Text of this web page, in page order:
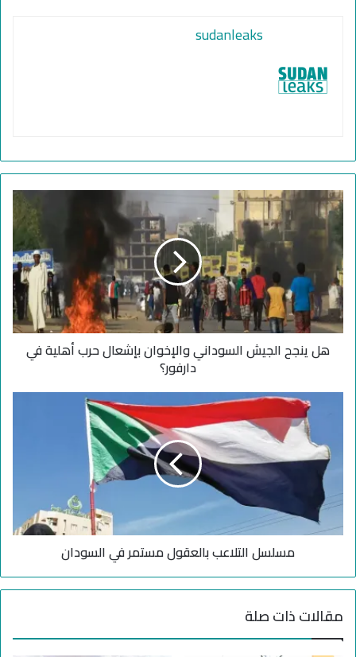
sudanleaks
ه
ل
ن
ج
ح
ا
ل
ج
ل
ي
ا
خ
ا
هل ينجح الجيش السوداني والإخوان بإشعال حرب أهلية في
دارفور؟
ل
ل
ب
ا
ل
مسلسل التلاعب بالعقول مستمر في السودان
مقالات ذات صلة